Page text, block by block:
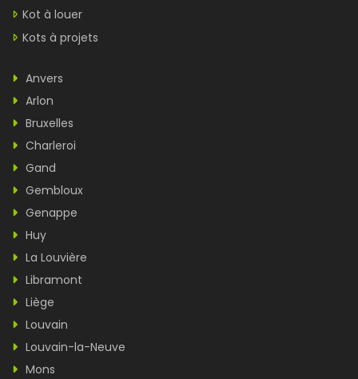
Kot à louer
Kots à projets
Anvers
Arlon
Bruxelles
Charleroi
Gand
Gembloux
Genappe
Huy
La Louvière
Libramont
Liège
Louvain
Louvain-la-Neuve
Mons